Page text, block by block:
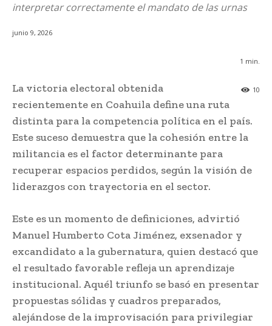
interpretar correctamente el mandato de las urnas
junio 9, 2026
1 min.
10
La victoria electoral obtenida
recientemente en Coahuila define una ruta
distinta para la competencia política en el país.
Este suceso demuestra que la cohesión entre la
militancia es el factor determinante para
recuperar espacios perdidos, según la visión de
liderazgos con trayectoria en el sector.
Este es un momento de definiciones, advirtió
Manuel Humberto Cota Jiménez, exsenador y
excandidato a la gubernatura, quien destacó que
el resultado favorable refleja un aprendizaje
institucional. Aquél triunfo se basó en presentar
propuestas sólidas y cuadros preparados,
alejándose de la improvisación para privilegiar